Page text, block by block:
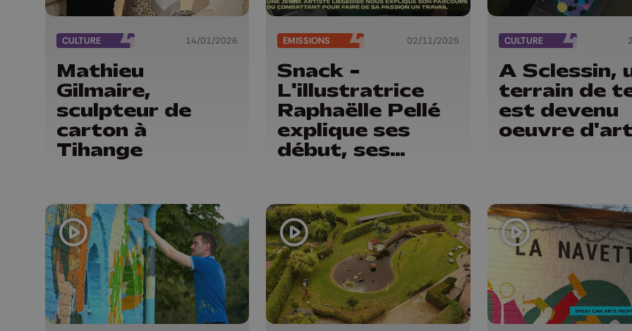
CULTURE 14/01/2026
Mathieu
Gilmaire,
sculpteur de
carton à
Tihange
ÉMISSIONS 02/11/2025
Snack -
L'illustratrice
Raphaëlle Pellé
explique ses
début, ses
en Belgique
CULTURE
A Sclessin,
terrain de
est devenu
oeuvre